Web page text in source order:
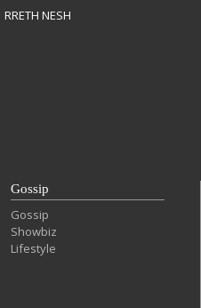
RRETH NESH
Gossip
Gossip
Showbiz
Lifestyle